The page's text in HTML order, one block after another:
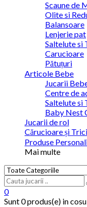
Scaune de
Olite si
Balansoare
Lenjerie pat
Saltelute si
Carucioare
Pătuțuri
Articole Bebe
Jucarii
Centre de
Saltelute si
Baby Nest
Jucarii de rol
Cărucioare și
Produse
Mai multe
0
Sunt0 produs(e) in